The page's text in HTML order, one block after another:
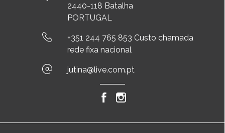
2440-118 Batalha
PORTUGAL
+351 244 765 853 Custo chamada
rede fixa nacional
jutina@live.com.pt